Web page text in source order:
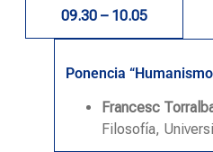
09.30 – 10.05
Ponencia
Francesc
Filosofía,